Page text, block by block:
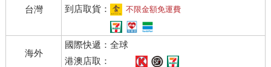
台灣
到店取貨：
不限金額免運費
海外
國際快遞：全球
港澳店取：